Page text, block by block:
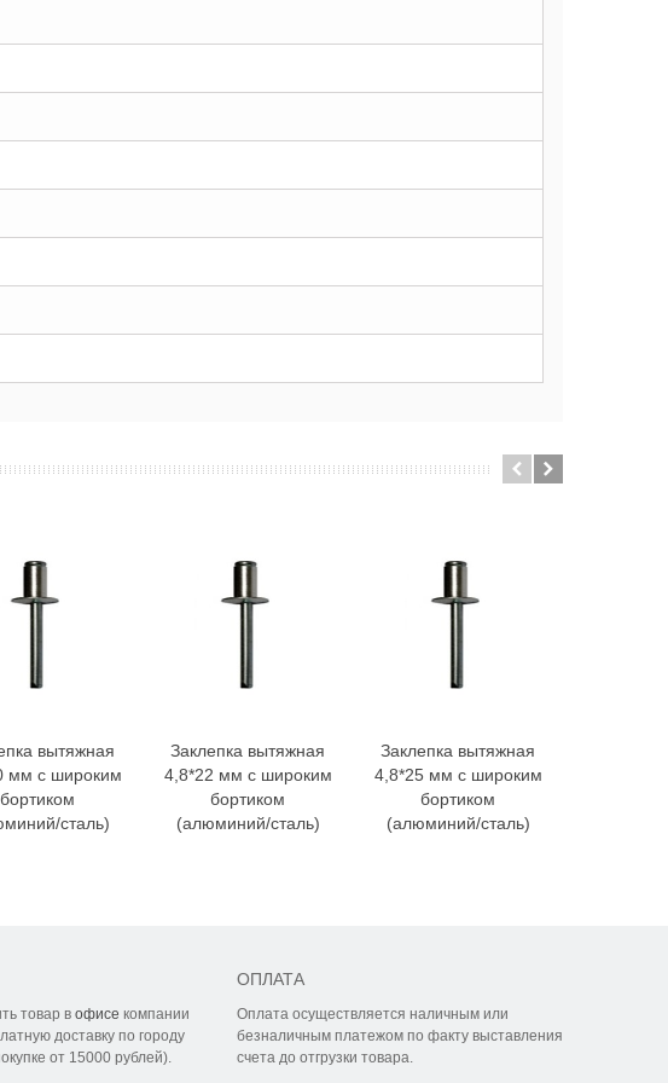
вытяжная
мм с широким
бортиком
сталь)
Заклепка вытяжная
4,8*22 мм с широким
бортиком
(алюминий/сталь)
Заклепка вытяжная
4,8*25 мм с широким
бортиком
(алюминий/сталь)
товар в офисе компании
доставку по городу
от 15000 рублей).
ОПЛАТА
Оплата осуществляется наличным или
безналичным платежом по факту выставления
счета до отгрузки товара.